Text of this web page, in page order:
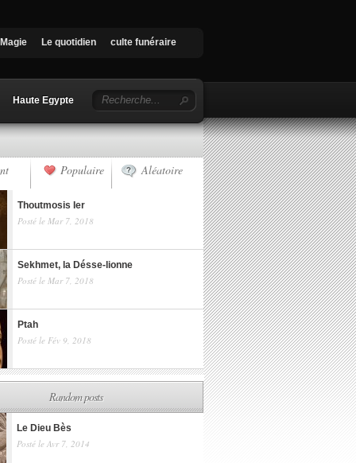
Magie Le quotidien culte funéraire
Haute Egypte
Populaire Aléatoire
Thoutmosis Ier
Posté le Mar 7, 2018
Sekhmet, la Désse-lionne
Posté le Mar 7, 2018
Ptah
Posté le Fév 9, 2018
Random posts
Le Dieu Bès
Posté le Avr 7, 2014